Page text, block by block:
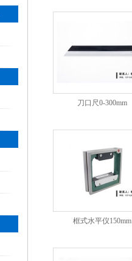
刀口尺0-300mm
框式水平仪150mm